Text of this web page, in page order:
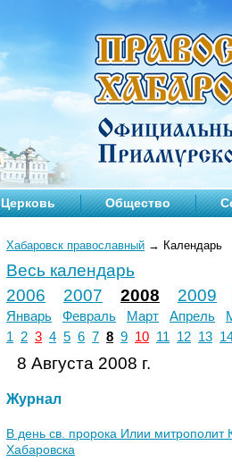
Церковь Общество
Хабаровск православный → Календарь
Весь календарь
2006
2007 2008 2009
Январь Февраль Март Апрель
1
2 3 4 5 6 7 8 9 10 11 12 13
8 Августа 2008 г.
Журнал
В день св. пророка Илии митрополит
Хабаровска